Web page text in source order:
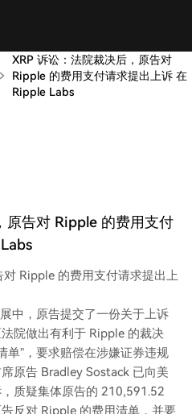
XRP 诉讼：法院裁决后，原告对
Ripple 的费用支付请求提出上诉 在
Ripple Labs
原告对 Ripple 的费用支付
Ripple 的费用支付请求提出上
中，原告提交了一份关于上诉
院做出有利于 Ripple 的裁决
单”，要求赔偿在涉嫌证券违规
原告 Bradley Sostack 已向美
质疑集体原告的 210,591.52
反对 Ripple 的费用清单，并要